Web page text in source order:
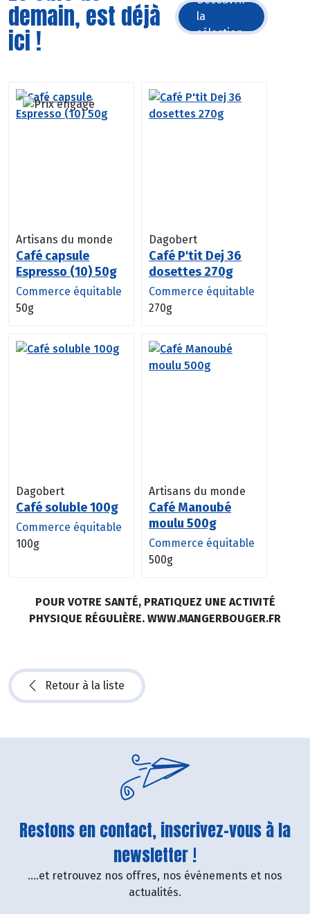
demain, est déjà
ici !
la
sélection
Artisans du monde
Café capsule
Espresso (10) 50g
Commerce équitable
50g
Dagobert
Café P'tit Dej 36
dosettes 270g
Commerce équitable
270g
Dagobert
Café soluble 100g
Commerce équitable
100g
Artisans du monde
Café Manoubé
moulu 500g
Commerce équitable
500g
POUR VOTRE SANTÉ, PRATIQUEZ UNE ACTIVITÉ
PHYSIQUE RÉGULIÈRE. WWW.MANGERBOUGER.FR
Retour à la liste
Restons en contact, inscrivez-vous à la
newsletter !
....et retrouvez nos offres, nos événements et nos
actualités.